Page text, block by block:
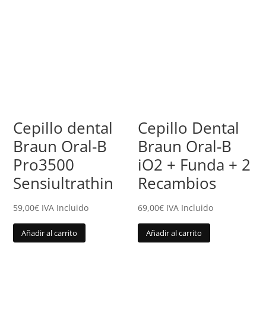
Cepillo dental
Braun Oral-B
Pro3500
Sensiultrathin
59,00€ IVA Incluido
Añadir al carrito
Cepillo Dental
Braun Oral-B
iO2 + Funda + 2
Recambios
69,00€ IVA Incluido
Añadir al carrito